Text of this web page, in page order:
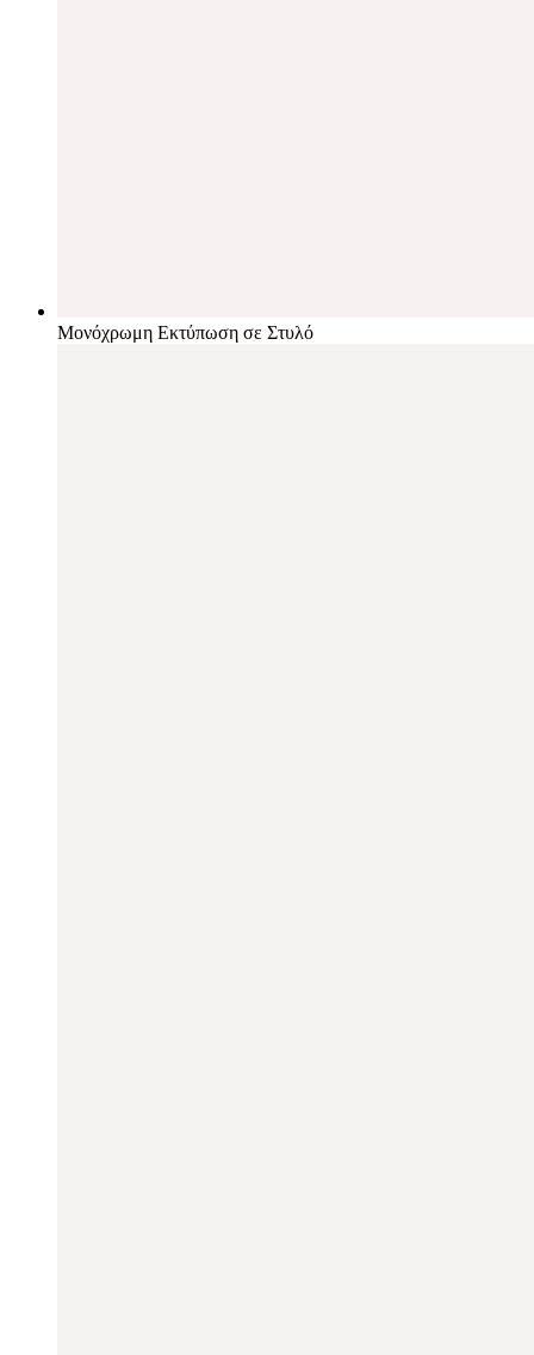
Μονόχρωμη Εκτύπωση σε Στυλό